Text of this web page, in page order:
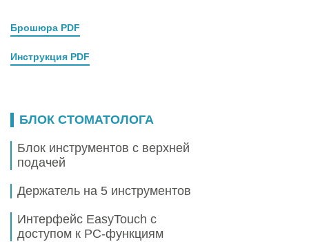
Брошюра PDF
Инструкция PDF
БЛОК СТОМАТОЛОГА
Блок инструментов с верхней
подачей
Держатель на 5 инструментов
Интерфейс EasyTouch c
доступом к РС-функциям